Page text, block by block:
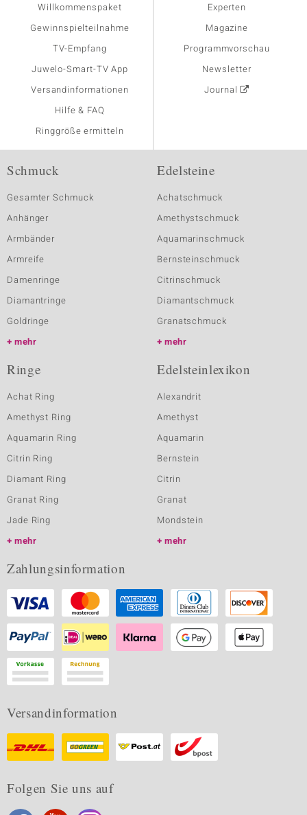
Willkommenspaket
Gewinnspielteilnahme
TV-Empfang
Juwelo-Smart-TV App
Versandinformationen
Hilfe & FAQ
Ringgröße ermitteln
Experten
Magazine
Programmvorschau
Newsletter
Journal
Schmuck
Gesamter Schmuck
Anhänger
Armbänder
Armreife
Damenringe
Diamantringe
Goldringe
mehr
Edelsteine
Achatschmuck
Amethystschmuck
Aquamarinschmuck
Bernsteinschmuck
Citrinschmuck
Diamantschmuck
Granatschmuck
mehr
Ringe
Achat Ring
Amethyst Ring
Aquamarin Ring
Citrin Ring
Diamant Ring
Granat Ring
Jade Ring
mehr
Edelsteinlexikon
Alexandrit
Amethyst
Aquamarin
Bernstein
Citrin
Granat
Mondstein
mehr
Zahlungsinformation
Versandinformation
Folgen Sie uns auf